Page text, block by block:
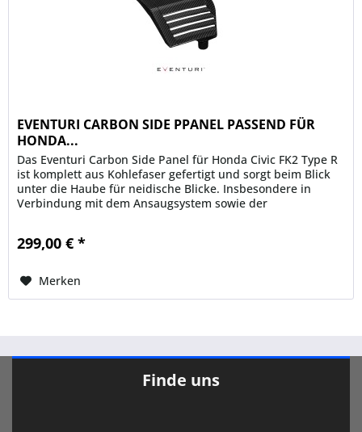
EVENTURI CARBON SIDE PPANEL PASSEND FÜR
HONDA...
Das Eventuri Carbon Side Panel für Honda Civic FK2 Type R
ist komplett aus Kohlefaser gefertigt und sorgt beim Blick
unter die Haube für neidische Blicke. Insbesondere in
Verbindung mit dem Ansaugsystem sowie der
299,00 € *
Merken
Finde uns